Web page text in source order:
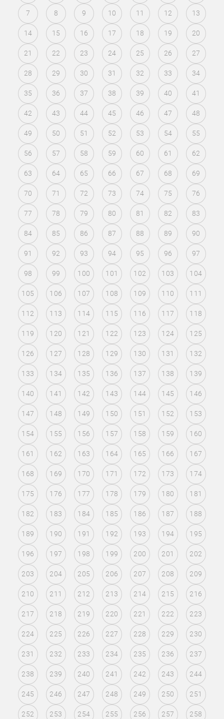
7 8 9 10 11 12 13
14 15 16 17 18 19 20
21 22 23 24 25 26 27
28 29 30 31 32 33 34
35 36 37 38 39 40 41
42 43 44 45 46 47 48
49 50 51 52 53 54 55
56 57 58 59 60 61 62
63 64 65 66 67 68 69
70 71 72 73 74 75 76
77 78 79 80 81 82 83
84 85 86 87 88 89 90
91 92 93 94 95 96 97
98 99 100 101 102 103 104
105 106 107 108 109 110 111
112 113 114 115 116 117 118
119 120 121 122 123 124 125
126 127 128 129 130 131 132
133 134 135 136 137 138 139
140 141 142 143 144 145 146
147 148 149 150 151 152 153
154 155 156 157 158 159 160
161 162 163 164 165 166 167
168 169 170 171 172 173 174
175 176 177 178 179 180 181
182 183 184 185 186 187 188
189 190 191 192 193 194 195
196 197 198 199 200 201 202
203 204 205 206 207 208 209
210 211 212 213 214 215 216
217 218 219 220 221 222 223
224 225 226 227 228 229 230
231 232 233 234 235 236 237
238 239 240 241 242 243 244
245 246 247 248 249 250 251
252 253 254 255 256 257 258